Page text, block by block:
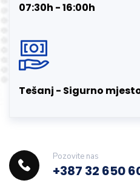
07:30h - 16:00h
Tešanj - Sigurno
Pozovite nas
+387 32 650